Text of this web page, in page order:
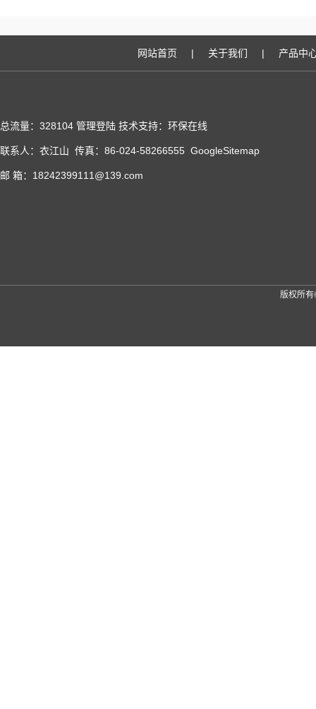
网站首页 | 关于我们 | 产品中
总流量：328104 管理登陆 技术支持： 环保在线
联系人：衣江山 传真：86-024-58266555 GoogleSitemap
邮 箱：18242399111@139.com
版权所